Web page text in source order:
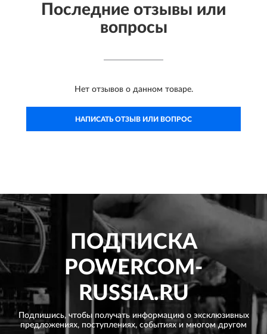
Последние отзывы или
вопросы
Нет отзывов о данном товаре.
НАПИСАТЬ ОТЗЫВ ИЛИ ВОПРОС
ПОДПИСКА
POWERCOM-
RUSSIA.RU
Подпишись, чтобы получать информацию о эксклюзивных
предложениях, поступлениях, событиях и многом другом